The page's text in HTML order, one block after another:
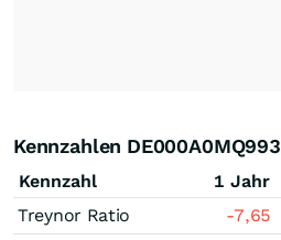
Kennzahlen DE000A0MQ993
Kennzahl 1 Jahr
Treynor Ratio
-7,65